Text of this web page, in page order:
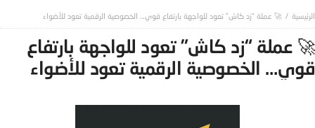
🚀 عملة “زد كاش” تعود للواجهة بارتفاع قوي… الخصوصية الرقمية تعود للأضواء
🚀 عملة “زد كاش” تعود للواجهة بارتفاع
قوي… الخصوصية الرقمية تعود للأضواء